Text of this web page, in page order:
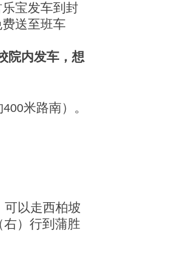
宝发车到封
送至班车
院内发车，想
400米路南）。
可以走西柏坡
）行到蒲胜